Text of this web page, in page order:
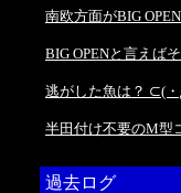
南欧方面がBIG
BIG OPENと言えば
逃がした魚は？ ⊂(
半田付け不要のM型
過去ログ